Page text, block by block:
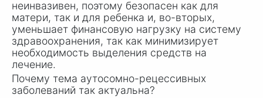
неинвазивен, поэтому безопасен как для
матери, так и для ребенка и, во-вторых,
уменьшает финансовую нагрузку на систему
здравоохранения, так как минимизирует
необходимость выделения средств на
лечение.
Почему тема аутосомно-рецессивных
заболеваний так актуальна?